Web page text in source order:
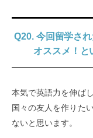
Q20. 今回留学さ
オススメ！と
本気で英語力を伸ば
国々の友人を作りた
ないと思います。